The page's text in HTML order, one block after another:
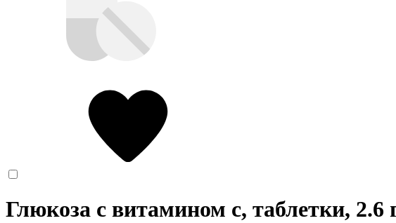
Глюкоза с витамином c, таблетки, 2.6